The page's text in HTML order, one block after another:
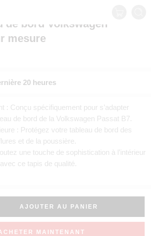
de bord Volkswagen
mesure
20 heures
: Conçu spécifiquement pour s’adapter
de bord de la Volkswagen Passat B7.
: Protégez votre tableau de bord des
et de la poussière.
une touche de sophistication à l’intérieur
ce tapis de qualité.
AJOUTER AU PANIER
MAINTENANT